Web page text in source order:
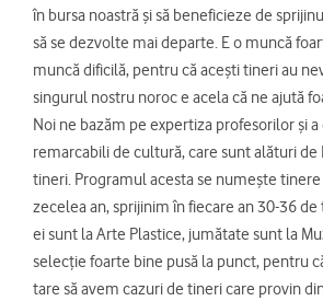
în bursa noastră și să beneficieze de
să se dezvolte mai departe. E o muncă
muncă dificilă, pentru că acești tineri au
singurul nostru noroc e acela că ne ajută
Noi ne bazăm pe expertiza profesorilor și
remarcabili de cultură, care sunt alături de
tineri. Programul acesta se numește
zecelea an, sprijinim în fiecare an 30-36
ei sunt la Arte Plastice, jumătate sunt la
selecție foarte bine pusă la punct, pentru
tare să avem cazuri de tineri care provin